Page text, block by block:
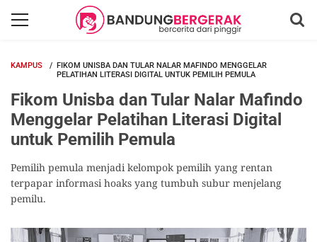
KAMPUS
FIKOM UNISBA DAN TULAR NALAR MAFINDO MENGGELAR
PELATIHAN LITERASI DIGITAL UNTUK PEMILIH PEMULA
Fikom Unisba dan Tular Nalar Mafindo
Menggelar Pelatihan Literasi Digital
untuk Pemilih Pemula
Pemilih pemula menjadi kelompok pemilih yang rentan
terpapar informasi hoaks yang tumbuh subur menjelang
pemilu.